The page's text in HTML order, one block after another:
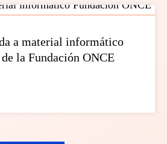
a material informático
la Fundación ONCE